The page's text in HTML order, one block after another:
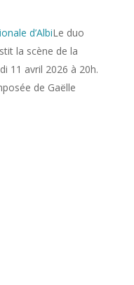
d’AlbiLe duo
la scène de la
11 avril 2026 à 20h.
de Gaëlle